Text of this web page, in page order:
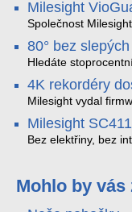
otřesy i náklon.
podrobný datový
v oblasti kontroly
čtečky HID Signo.
Milesight
detekci
Společnost
dopravních
sofistikovanými
tak, aby poskytoval
dopravních
optimalizoval
80° bez
streamuje na
Hledáte
panoramatická
4MP senzorů
zkreslení. K tomu
YouTube – bez
4K rekordéry
které musíte
Milesight vydal
které vám
spoustu
Milesight
kabel
Bez elektřiny, bez
váš telefon.
Mohlo by vás